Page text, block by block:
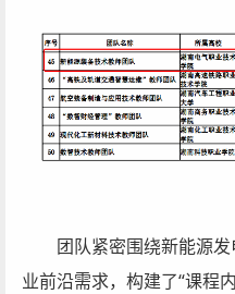
团队紧密围绕新能源
业前沿需求，构建了“课程